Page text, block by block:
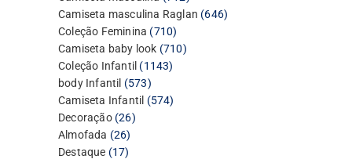
produtos
Camiseta masculina Raglan 646646
Coleção Feminina 710710
produtos
Camiseta baby look 710710
Coleção Infantil 11431143
body Infantil 573573
produtos
Camiseta Infantil 574574
Decoração 2626
Almofada 2626
produtos
Destaque 1717